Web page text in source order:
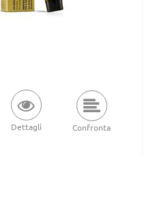
Dettagli Confronta